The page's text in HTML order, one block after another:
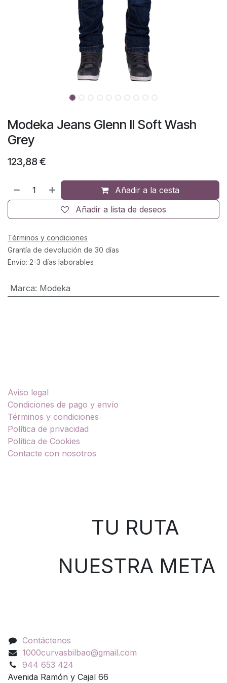
Modeka Jeans Glenn II Soft Wash
Grey
123,88€
Añadir a la cesta
Añadir a lista de deseos
Términos y condiciones
Grantía de devolución de 30 días
Envío: 2-3 días laborables
Marca: Modeka
Aviso legal
Condiciones de pago y envío
Términos y condiciones
Política de privacidad
Política de Cookies
Contacte con nosotros
TU RUTA
NUESTRA META
Contáctenos
1000curvasbilbao@gmail.com
944 653 424
Avenida Ramón y Cajal 66